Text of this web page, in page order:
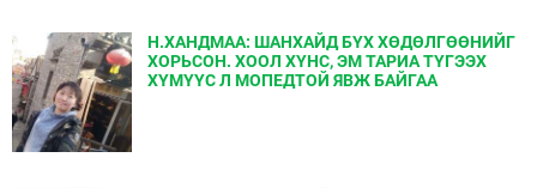
Н.ХАНДМАА: ШАНХАЙД БҮХ ХӨДӨЛГӨӨНИЙГ
ХОРЬСОН. ХООЛ ХҮНС, ЭМ ТАРИА ТҮГЭЭХ
ХҮМҮҮС Л МОПЕДТОЙ ЯВЖ БАЙГАА